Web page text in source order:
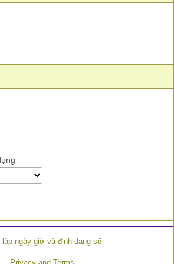
lập ngày giờ và định dạng số
Privacy and Terms